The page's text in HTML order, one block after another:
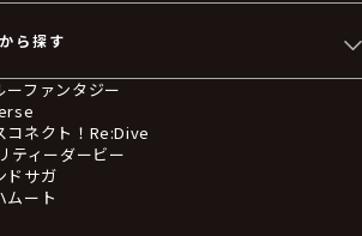
ら探す
ーファンタジー
コネクト！Re:Dive
ティーダービー
ドサガ
ムート